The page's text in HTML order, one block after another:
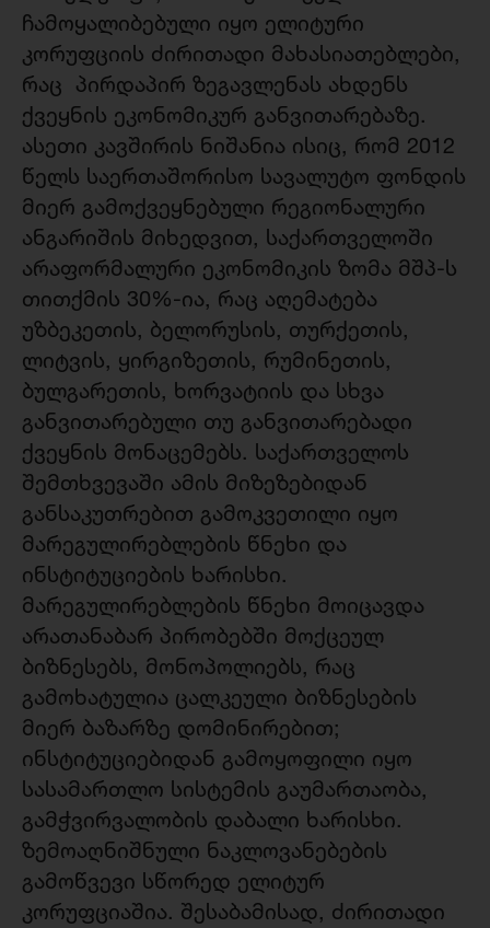
ჩამოყალიბებული იყო ელიტური
კორუფციის ძირითადი მახასიათებლები,
რაც პირდაპირ ზეგავლენას ახდენს
ქვეყნის ეკონომიკურ განვითარებაზე.
ასეთი კავშირის ნიშანია ისიც, რომ 2012
წელს საერთაშორისო სავალუტო ფონდის
მიერ გამოქვეყნებული რეგიონალური
ანგარიშის მიხედვით, საქართველოში
არაფორმალური ეკონომიკის ზომა მშპ-ს
თითქმის 30%-ია, რაც აღემატება
უზბეკეთის, ბელორუსის, თურქეთის,
ლიტვის, ყირგიზეთის, რუმინეთის,
ბულგარეთის, ხორვატიის და სხვა
განვითარებული თუ განვითარებადი
ქვეყნის მონაცემებს. საქართველოს
შემთხვევაში ამის მიზეზებიდან
განსაკუთრებით გამოკვეთილი იყო
მარეგულირებლების წნეხი და
ინსტიტუციების ხარისხი.
მარეგულირებლების წნეხი მოიცავდა
არათანაბარ პირობებში მოქცეულ
ბიზნესებს, მონოპოლიებს, რაც
გამოხატულია ცალკეული ბიზნესების
მიერ ბაზარზე დომინირებით;
ინსტიტუციებიდან გამოყოფილი იყო
სასამართლო სისტემის გაუმართაობა,
გამჭვირვალობის დაბალი ხარისხი.
ზემოაღნიშნული ნაკლოვანებების
გამოწვევი სწორედ ელიტურ
კორუფციაშია. შესაბამისად, ძირითადი